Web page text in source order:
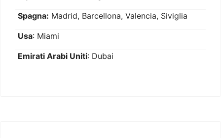
Spagna: Madrid, Barcellona, Valencia, Siviglia
Usa: Miami
Emirati Arabi Uniti: Dubai